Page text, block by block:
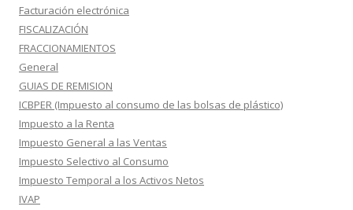
Facturación electrónica
FISCALIZACIÓN
FRACCIONAMIENTOS
General
GUIAS DE REMISION
ICBPER (Impuesto al consumo de las bolsas de plástico)
Impuesto a la Renta
Impuesto General a las Ventas
Impuesto Selectivo al Consumo
Impuesto Temporal a los Activos Netos
IVAP